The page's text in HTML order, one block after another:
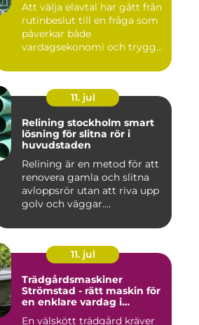
Att välja elavtal har gått från
rutinbeslut till en fråga som
påverkar både
vardagsekonomi och trygg...
11. jul
Relining stockholm smart
lösning för slitna rör i
huvudstaden
Relining är en metod för att
renovera gamla och slitna
avloppsrör utan att riva upp
golv och väggar....
11. jul
Trädgårdsmaskiner
Strömstad - rätt maskin för
en enklare vardag i
En välskött trädgård kräver